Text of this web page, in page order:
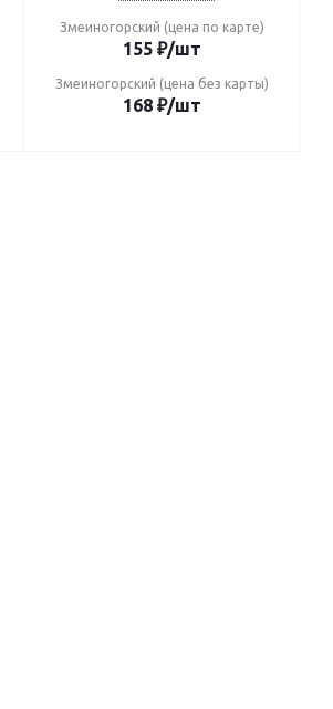
Змеиногорский (цена по карте)
155 ₽/шт
Змеиногорский (цена без карты)
168 ₽/шт